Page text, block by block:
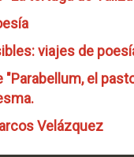
viajes de
"Parabellum, el
Velázquez